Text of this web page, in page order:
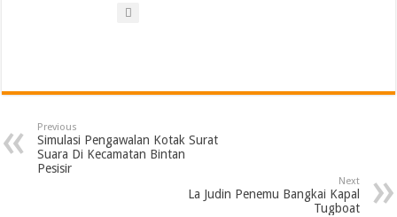
Previous
Simulasi Pengawalan Kotak Surat
Suara Di Kecamatan Bintan
Pesisir
Next
La Judin Penemu Bangkai Kapal
Tugboat